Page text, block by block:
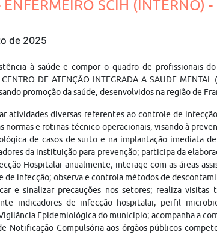
SCIH (INTERNO)
de 2025
à saúde e compor o quadro de profissionais do
DE ATENÇÃO INTEGRADA A SAUDE
promoção da saúde, desenvolvidos na região de
atividades diversas referentes ao controle de
normas e rotinas técnico-operacionais, visando à
de casos de surto e na implantação imediata
da instituição para prevenção; participa da
Hospitalar anualmente; interage com as áreas
de infecção; observa e controla métodos de
e sinalizar precauções nos setores; realiza visitas
indicadores de infecção hospitalar, perfil
Epidemiológica do município; acompanha a
Notificação Compulsória aos órgãos públicos